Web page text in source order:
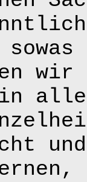
und